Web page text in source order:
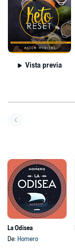
Vista previa
La Odisea
De: Homero